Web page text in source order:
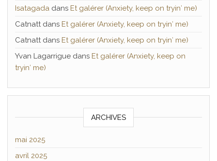
Isatagada dans Et galérer (Anxiety, keep on tryin′ me)
Catnattdans Et galérer (Anxiety, keep on tryin′ me)
Catnattdans Et galérer (Anxiety, keep on tryin′ me)
Yvan Lagarrigue dans Et galérer (Anxiety, keep on
tryin′ me)
ARCHIVES
mai 2025
avril 2025